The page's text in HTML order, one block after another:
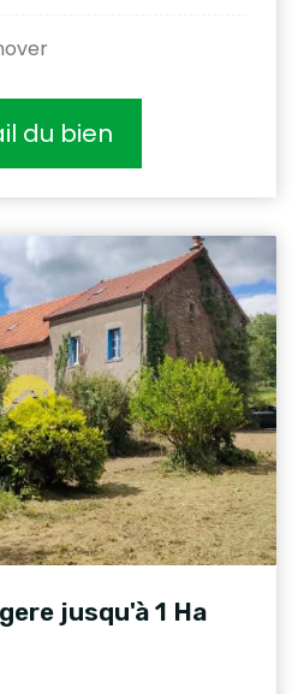
du bien
jusqu'à 1 Ha